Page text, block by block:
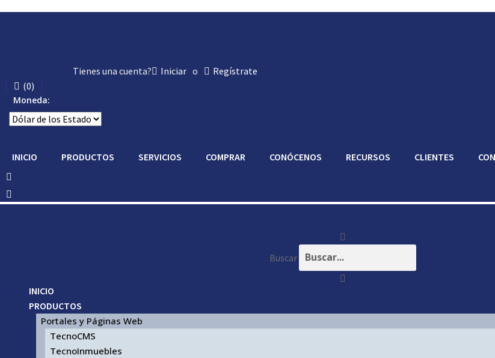
Tienes una cuenta? Iniciar o
Regístrate
(0)
Moneda:
INICIO PRODUCTOS SERVICIOS COMPRAR CONÓCENOS RECURSOS CLIENTES
Buscar
INICIO
PRODUCTOS
Portales y Páginas Web
TecnoCMS
TecnoInmuebles